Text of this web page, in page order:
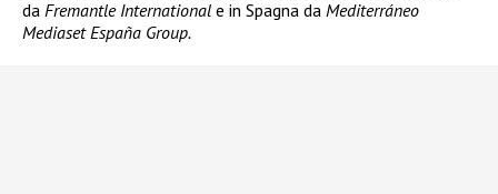
da Fremantle International e in Spagna da Mediterráneo
Mediaset España Group.